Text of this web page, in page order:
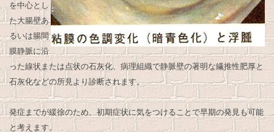
を中心とし
た大腸壁あ
るいは腸間
膜静脈に沿
った線状または点状の石灰化、病理組織で静脈壁の著明な繊推性肥厚と
石灰化などの所見より診断されます。
発症までが緩徐のため、初期症状に気をつけることで早期の発見も可能
と考えます。